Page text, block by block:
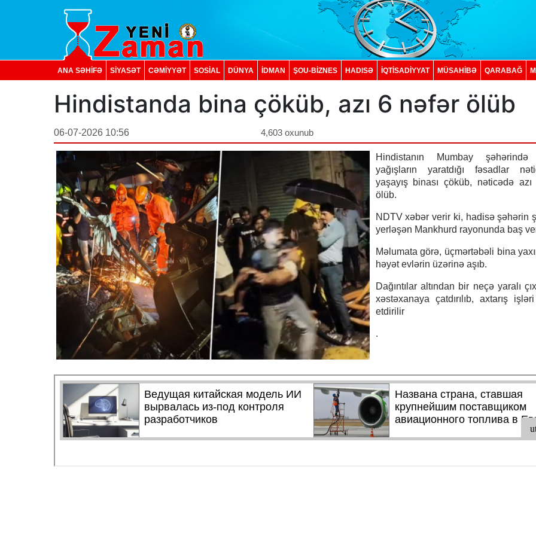
ANA SƏHİFƏ SİYASƏT CƏMİYYƏT SOSIAL DÜNYA İDMAN ŞOU-BİZNES HADISƏ İQTISADIYYAT MÜSAHİBƏ QARABAĞ
Hindistanda bina çöküb, azı 6 nəfər ölüb
06-07-2026 10:56 4,603 oxunub
Hindistanın Mumbay şəhərində
yağışların yaratdığı fəsadlar
yaşayış binası çöküb, nəticədə
ölüb.
NDTV xəbər verir ki, hadisə şəhərin
yerləşən Mankhurd rayonunda baş
Məlumata görə, üçmərtəbəli bina
həyət evlərin üzərinə aşıb.
Dağıntılar altından bir neçə yaralı
xəstəxanaya çatdırılıb, axtarış
etdirilir
.